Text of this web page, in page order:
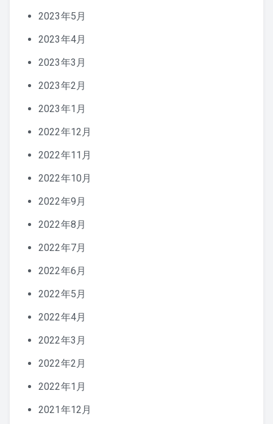
2023年5月
2023年4月
2023年3月
2023年2月
2023年1月
2022年12月
2022年11月
2022年10月
2022年9月
2022年8月
2022年7月
2022年6月
2022年5月
2022年4月
2022年3月
2022年2月
2022年1月
2021年12月